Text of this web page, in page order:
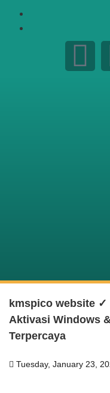
kmspico website ✓
Aktivasi Windows
Terpercaya
Tuesday, January 23,